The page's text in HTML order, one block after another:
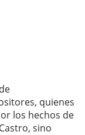
quienes
los hechos de
sino